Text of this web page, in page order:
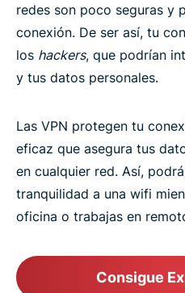
redes son poco seguras y
conexión. De ser así, tu
los hackers, que podrían
y tus datos personales.
Las VPN protegen tu
eficaz que asegura tus
en cualquier red. Así,
tranquilidad a una wifi
oficina o trabajas en
Consigue